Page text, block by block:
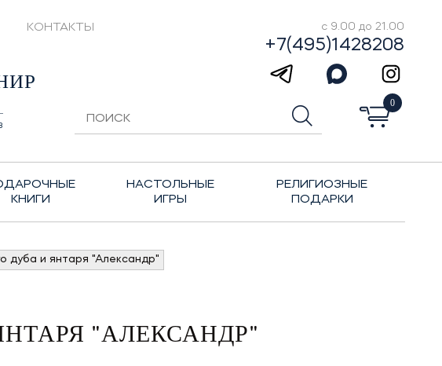
КОНТАКТЫ с 9.00 до 21.00
+7(495)1428208
0
КНИГИ
НАСТОЛЬНЫЕ
ИГРЫ
РЕЛИГИОЗНЫЕ
ПОДАРКИ
дуба и янтаря "Александр"
"АЛЕКСАНДР"